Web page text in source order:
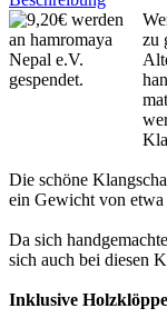
zu
Die schöne
ein Gewicht von
Da sich
sich auch bei diesen
Inklusive